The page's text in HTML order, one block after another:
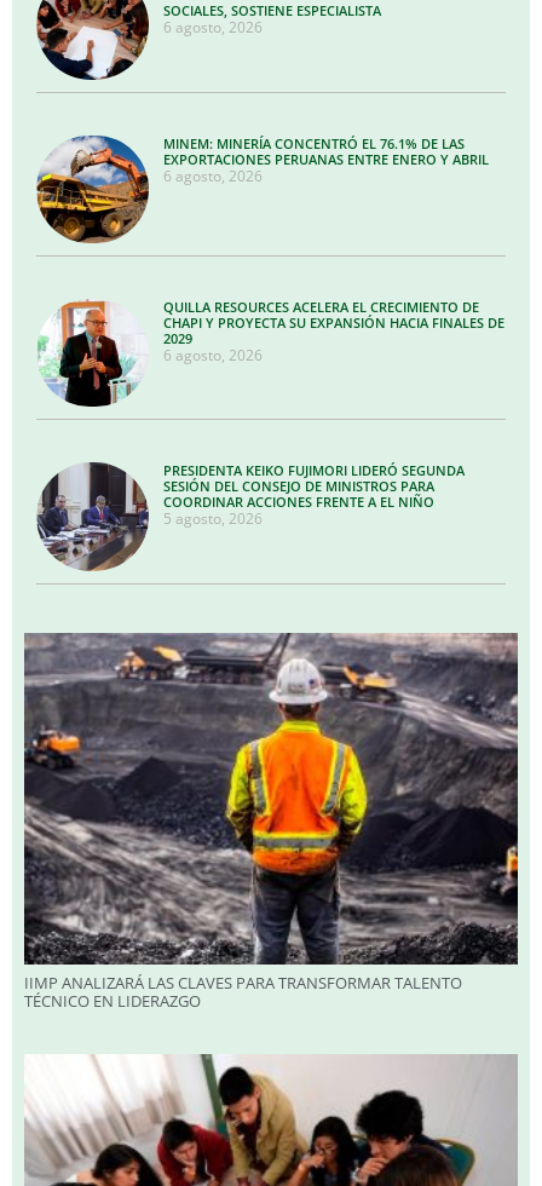
SOCIALES, SOSTIENE ESPECIALISTA
6 agosto, 2026
MINEM: MINERÍA CONCENTRÓ EL 76.1% DE LAS
EXPORTACIONES PERUANAS ENTRE ENERO Y ABRIL
6 agosto, 2026
QUILLA RESOURCES ACELERA EL CRECIMIENTO DE
CHAPI Y PROYECTA SU EXPANSIÓN HACIA FINALES DE
2029
6 agosto, 2026
PRESIDENTA KEIKO FUJIMORI LIDERÓ SEGUNDA
SESIÓN DEL CONSEJO DE MINISTROS PARA
COORDINAR ACCIONES FRENTE A EL NIÑO
5 agosto, 2026
IIMP ANALIZARÁ LAS CLAVES PARA TRANSFORMAR TALENTO
TÉCNICO EN LIDERAZGO